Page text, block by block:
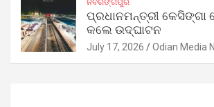
ପ୍ରଧାନମନ୍ତ୍ରୀ କେସିଙ୍ଗା
କଲେ ଉଦ୍‌ଘାଟନ
July 17, 2026 Odian Media